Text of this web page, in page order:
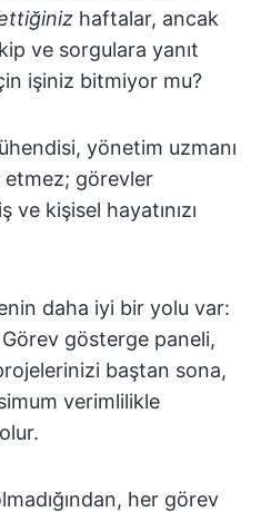
haftalar, ancak
ve sorgulara yanıt
işiniz bitmiyor mu?
yönetim uzmanı
etmez; görevler
ve kişisel hayatınızı
daha iyi bir yolu var:
gösterge paneli,
baştan sona,
verimlilikle
her görev